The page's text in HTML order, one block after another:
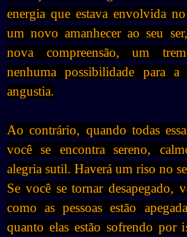
energia que estava envolvida
um novo amanhecer ao seu
nova compreensão, um
nenhuma possibilidade para
angustia.
Ao contrário, quando todas
você se encontra sereno,
alegria sutil. Haverá um riso no
Se você se tornar desapegado,
como as pessoas estão
quanto elas estão sofrendo por